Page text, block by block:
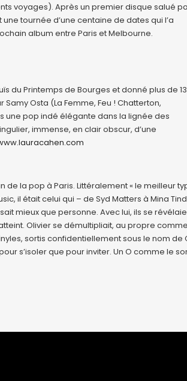
voyages). Après un premier disque salué
tournée d’une centaine de dates qui l’a
album entre Paris et Melbourne.
du Printemps de Bourges et donné plus de
Osta (La Femme, Feu ! Chatterton,
une pop indé élégante dans la lignée des
immense, en clair obscur, d’une
la pop à Paris. Littéralement « le meilleur
il était celui qui – de Syd Matters à Mina
mieux que personne. Avec lui, ils se
Olivier se démultipliait, au propre comme
sortis confidentiellement sous le nom de
s’isoler que pour inviter. Un O comme le